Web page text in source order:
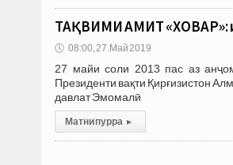
ТАҚВИМИ АМИТ «ХОВАР»:
🕔 08:00, 27.Май 2019
27 майи соли 2013 пас аз
Президенти вақти Қирғизистон
давлат Эмомалӣ
Матни пурра ▸